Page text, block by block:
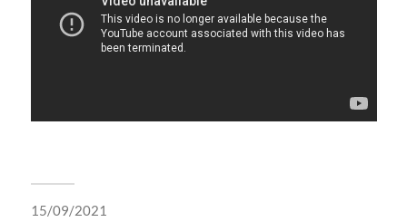
15/09/2021